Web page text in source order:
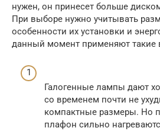
нужен, он принесет больше
При выборе нужно учитывать
особенности их установки и
данный момент применяют такие
Галогенные лампы дают
со временем почти не
компактные размеры. Но
плафон сильно